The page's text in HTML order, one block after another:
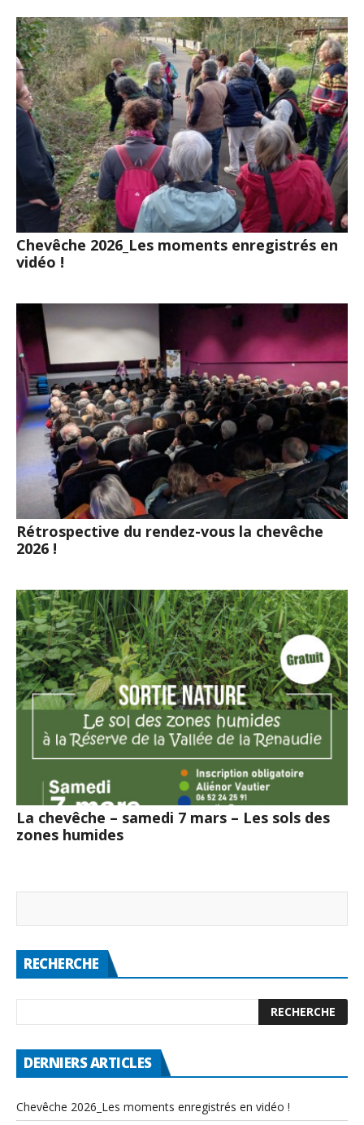
Chevêche 2026_Les moments enregistrés en
vidéo !
Rétrospective du rendez-vous la chevêche
2026 !
La chevêche – samedi 7 mars – Les sols des
zones humides
RECHERCHE
DERNIERS ARTICLES
Chevêche 2026_Les moments enregistrés en vidéo !